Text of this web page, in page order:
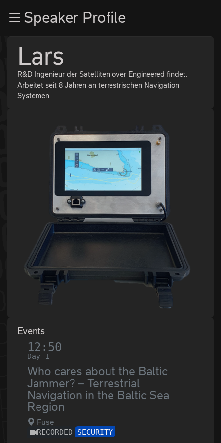
Zum InhaltSpeaker Profile
Lars
R&D Ingenieur der Satelliten over Engineered findet.
Arbeitet seit 8 Jahren an terrestrischen Navigation
Systemen
Events
12:50
Day 1
Who cares about the Baltic
Jammer? – Terrestrial
Navigation in the Baltic Sea
Region
Fuse
RECORDED SECURITY